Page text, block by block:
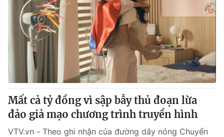
Thị trường 24h Tấm lòng Việt
Vươn mình bằng AI
VTV9 VTV8
Liên hệ tòa soạn English
Mất cả tỷ đồng vì sập bẫy thủ đoạn lừa
đảo giả mạo chương trình truyền hình
VTV.vn - Theo ghi nhận của đường dây nóng Chuyển